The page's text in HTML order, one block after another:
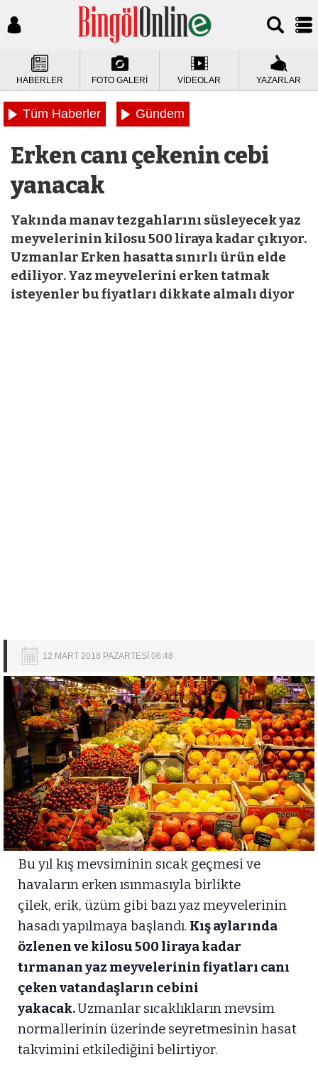
HABERLER FOTO GALERİ VİDEOLAR YAZARLAR
Tüm Haberler Gündem
Erken canı çekenin cebi
yanacak
Yakında manav tezgahlarını süsleyecek yaz
meyvelerinin kilosu 500 liraya kadar çıkıyor.
Uzmanlar Erken hasatta sınırlı ürün elde
ediliyor. Yaz meyvelerini erken tatmak
isteyenler bu fiyatları dikkate almalı diyor
12 MART 2018 PAZARTESİ 06:48
Bu yıl kış mevsiminin sıcak geçmesi ve
havaların erken ısınmasıyla birlikte
çilek, erik, üzüm gibi bazı yaz meyvelerinin
hasadı yapılmaya başlandı. Kış aylarında
özlenen ve kilosu 500 liraya kadar
tırmanan yaz meyvelerinin fiyatları canı
çeken vatandaşların cebini
yakacak.Uzmanlar sıcaklıkların mevsim
normallerinin üzerinde seyretmesinin hasat
takvimini etkilediğini belirtiyor.